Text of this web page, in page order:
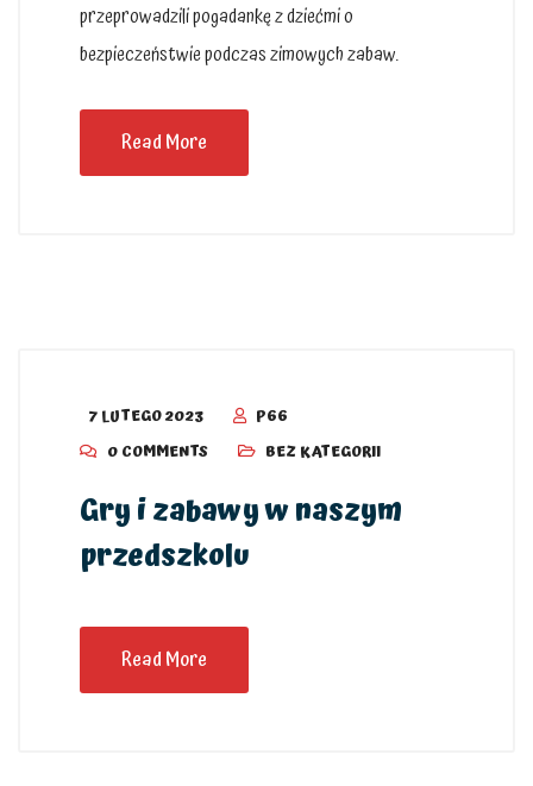
przeprowadzili pogadankę z dziećmi o
bezpieczeństwie podczas zimowych zabaw.
Read More
7 LUTEGO 2023
P66
0 COMMENTS
BEZ KATEGORII
Gry i zabawy w naszym
przedszkolu
Read More